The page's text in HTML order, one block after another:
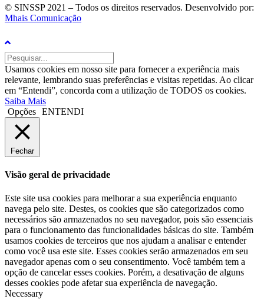
© SINSSP 2021 – Todos os direitos reservados. Desenvolvido por:
Mhais Comunicação
Usamos cookies em nosso site para fornecer a experiência mais
relevante, lembrando suas preferências e visitas repetidas. Ao clicar
em “Entendi”, concorda com a utilização de TODOS os cookies.
Saiba Mais
Opções ENTENDI
Fechar
Visão geral de privacidade
Este site usa cookies para melhorar a sua experiência enquanto
navega pelo site. Destes, os cookies que são categorizados como
necessários são armazenados no seu navegador, pois são essenciais
para o funcionamento das funcionalidades básicas do site. Também
usamos cookies de terceiros que nos ajudam a analisar e entender
como você usa este site. Esses cookies serão armazenados em seu
navegador apenas com o seu consentimento. Você também tem a
opção de cancelar esses cookies. Porém, a desativação de alguns
desses cookies pode afetar sua experiência de navegação.
Necessary